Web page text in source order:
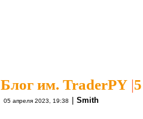
Блог им. TraderPY |
05 апреля 2023, 19:38 | Smith